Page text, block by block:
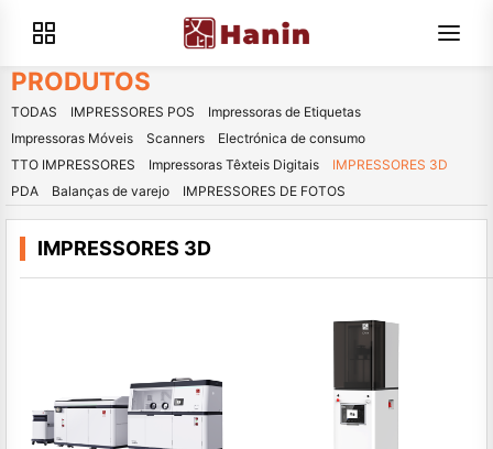
PRODUTOS
TODAS IMPRESSORES POS
Impressoras de Etiquetas
Impressoras Móveis
Scanners
Electrónica de consumo
TTO IMPRESSORES
Impressoras Têxteis Digitais
IMPRESSORES 3D
PDA
Balanças de varejo IMPRESSORES DE FOTOS
IMPRESSORES 3D